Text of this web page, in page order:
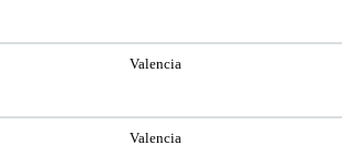
Valencia
Valencia